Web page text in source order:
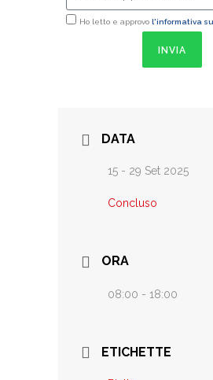
Ho letto e approvo l'informativa
INVIA
DATA
15 - 29 Set 2025
Concluso
ORA
08:00 - 18:00
ETICHETTE